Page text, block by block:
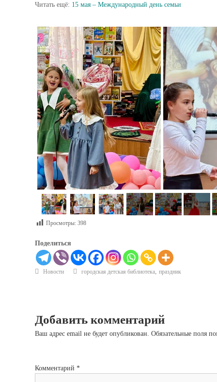
Читать ещё: 15 мая – Международный день семьи
Просмотры: 398
Поделиться
Новости городская детская библиотека, праздник
Добавить комментарий
Ваш адрес email не будет опубликован. Обязательные поля
Комментарий *